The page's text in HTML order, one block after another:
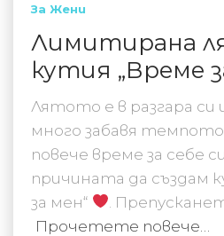
За Жени
Лимитирана
кутия „Време
Лятото е в разгара си
много забавя
повече време за себе
причината да създам
за мен“
.
Прочетете повече…